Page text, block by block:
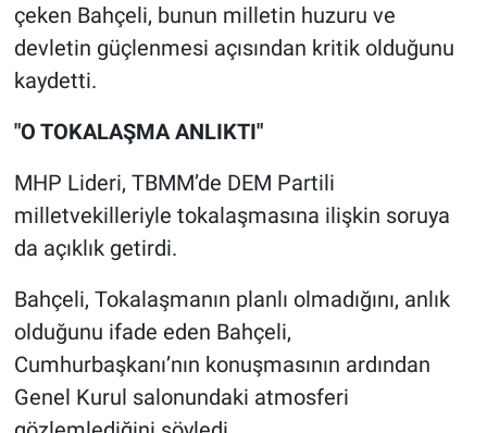
çeken Bahçeli, bunun milletin huzuru ve
devletin güçlenmesi açısından kritik olduğunu
kaydetti.
"O TOKALAŞMA ANLIKTI"
MHP Lideri, TBMM’de DEM Partili
milletvekilleriyle tokalaşmasına ilişkin soruya
da açıklık getirdi.
Bahçeli, Tokalaşmanın planlı olmadığını, anlık
olduğunu ifade eden Bahçeli,
Cumhurbaşkanı’nın konuşmasının ardından
Genel Kurul salonundaki atmosferi